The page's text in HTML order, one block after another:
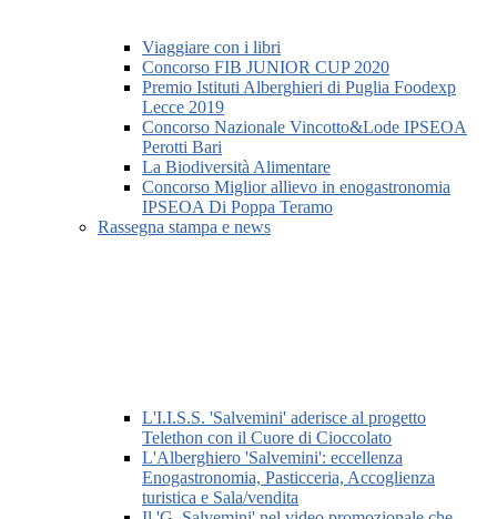
Viaggiare con i libri
Concorso FIB JUNIOR CUP 2020
Premio Istituti Alberghieri di Puglia Foodexp
Lecce 2019
Concorso Nazionale Vincotto&Lode IPSEOA
Perotti Bari
La Biodiversità Alimentare
Concorso Miglior allievo in enogastronomia
IPSEOA Di Poppa Teramo
Rassegna stampa e news
L'I.I.S.S. 'Salvemini' aderisce al progetto
Telethon con il Cuore di Cioccolato
L'Alberghiero 'Salvemini': eccellenza
Enogastronomia, Pasticceria, Accoglienza
turistica e Sala/vendita